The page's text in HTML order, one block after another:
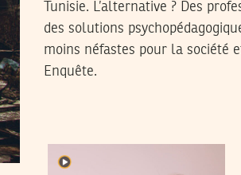
Tunisie. L’alternative ? Des
des solutions
moins néfastes pour la société
Enquête.